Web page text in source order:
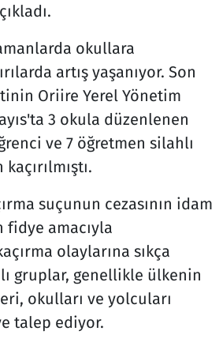
okullara
artış yaşanıyor. Son
Oriire Yerel Yönetim
3 okula düzenlenen
ve 7 öğretmen silahlı
suçunun cezasının idam
fidye amacıyla
olaylarına sıkça
gruplar, genellikle ülkenin
okulları ve yolcuları
talep ediyor.